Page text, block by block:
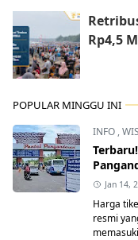
Rp4,5
POPULAR MINGGU INI
INFO ,
Jan 14,
Harga
resmi